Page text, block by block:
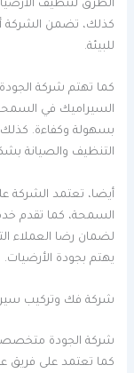
الطرق لتنظيف
كذلك، تضمن الشركة
للبيئة.
كما تهتم شركة
السيراميك في
بسهولة وكفاءة.
التنظيف والصيانة
أيضا، تعتمد الشركة
السمحة، كما تقدم
لضمان رضا العملاء
يهتم بجودة الأرضيات.
شركة فك وتركيب
شركة الجودة
كما تعتمد على فريق